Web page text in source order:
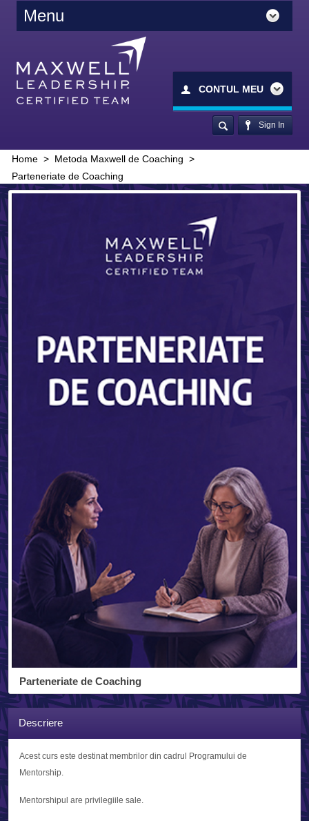
Menu
CONTUL MEU
Sign In
Home > Metoda Maxwell de Coaching >
Parteneriate de Coaching
Parteneriate de Coaching
Descriere
Acest curs este destinat membrilor din cadrul Programului de
Mentorship.
Mentorshipul are privilegiile sale.